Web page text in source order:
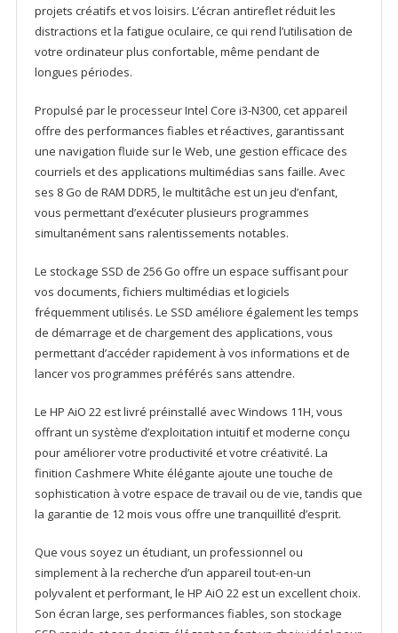
projets créatifs et vos loisirs. L’écran antireflet réduit les
distractions et la fatigue oculaire, ce qui rend l’utilisation de
votre ordinateur plus confortable, même pendant de
longues périodes.
Propulsé par le processeur Intel Core i3-N300, cet appareil
offre des performances fiables et réactives, garantissant
une navigation fluide sur le Web, une gestion efficace des
courriels et des applications multimédias sans faille. Avec
ses 8 Go de RAM DDR5, le multitâche est un jeu d’enfant,
vous permettant d’exécuter plusieurs programmes
simultanément sans ralentissements notables.
Le stockage SSD de 256 Go offre un espace suffisant pour
vos documents, fichiers multimédias et logiciels
fréquemment utilisés. Le SSD améliore également les temps
de démarrage et de chargement des applications, vous
permettant d’accéder rapidement à vos informations et de
lancer vos programmes préférés sans attendre.
Le HP AiO 22 est livré préinstallé avec Windows 11H, vous
offrant un système d’exploitation intuitif et moderne conçu
pour améliorer votre productivité et votre créativité. La
finition Cashmere White élégante ajoute une touche de
sophistication à votre espace de travail ou de vie, tandis que
la garantie de 12 mois vous offre une tranquillité d’esprit.
Que vous soyez un étudiant, un professionnel ou
simplement à la recherche d’un appareil tout-en-un
polyvalent et performant, le HP AiO 22 est un excellent choix.
Son écran large, ses performances fiables, son stockage